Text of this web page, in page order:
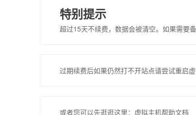
特别提示
超过15天不续费，数据会被清空。如果需要
过期续费后如果仍然打不开站点请尝试重启
或者您可以先逛逛这里：虚拟主机帮助文档